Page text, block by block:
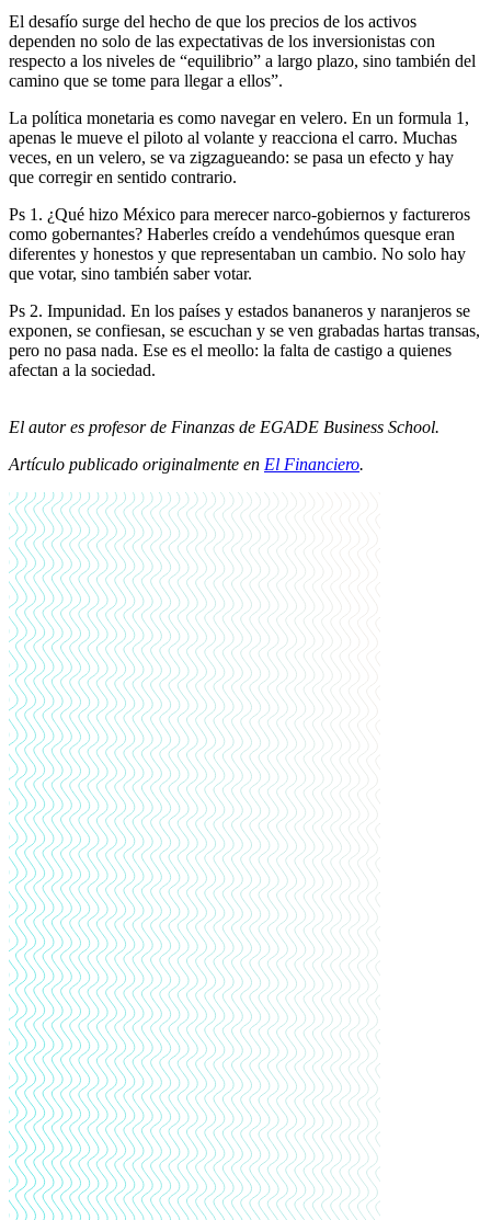
El desafío surge del hecho de que los precios de los activos
dependen no solo de las expectativas de los inversionistas con
respecto a los niveles de “equilibrio” a largo plazo, sino también del
camino que se tome para llegar a ellos”.
La política monetaria es como navegar en velero. En un formula 1,
apenas le mueve el piloto al volante y reacciona el carro. Muchas
veces, en un velero, se va zigzagueando: se pasa un efecto y hay
que corregir en sentido contrario.
Ps 1. ¿Qué hizo México para merecer narco-gobiernos y factureros
como gobernantes? Haberles creído a vendehúmos quesque eran
diferentes y honestos y que representaban un cambio. No solo hay
que votar, sino también saber votar.
Ps 2. Impunidad. En los países y estados bananeros y naranjeros se
exponen, se confiesan, se escuchan y se ven grabadas hartas transas,
pero no pasa nada. Ese es el meollo: la falta de castigo a quienes
afectan a la sociedad.
El autor es profesor de Finanzas de EGADE Business School.
Artículo publicado originalmente en El Financiero.